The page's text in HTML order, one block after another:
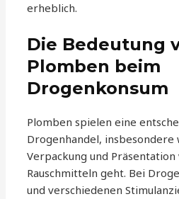
erheblich.
Die Bedeutung
Plomben beim
Drogenkonsum
Plomben spielen eine
Drogenhandel, insbesondere
Verpackung und
Rauschmitteln geht. Bei
und verschiedenen